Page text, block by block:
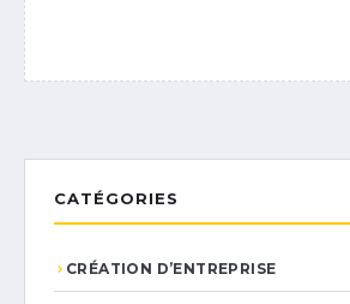
CATÉGORIES
CRÉATION D’ENTREPRISE